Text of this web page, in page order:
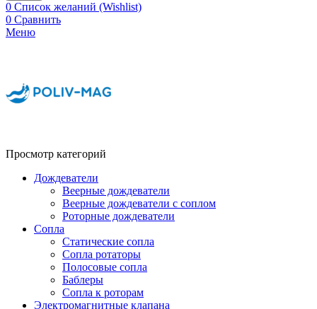
0 Список желаний (Wishlist)
0 Сравнить
Меню
Просмотр категорий
Дождеватели
Веерные дождеватели
Веерные дождеватели с соплом
Роторные дождеватели
Сопла
Статические сопла
Сопла ротаторы
Полосовые сопла
Баблеры
Сопла к роторам
Электромагнитные клапана